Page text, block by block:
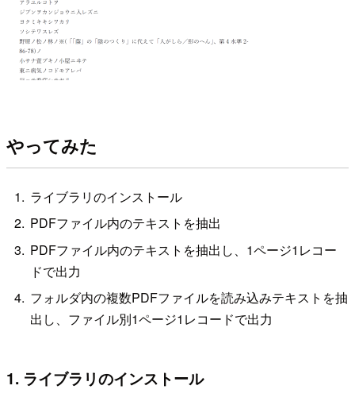
やってみた
ライブラリのインストール
PDFファイル内のテキストを抽出
PDFファイル内のテキストを抽出し、1ページ1レコー
ドで出力
フォルダ内の複数PDFファイルを読み込みテキストを抽
出し、ファイル別1ページ1レコードで出力
1. ライブラリのインストール